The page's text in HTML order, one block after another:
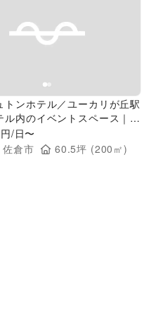
slide
トンホテル／ユーカリが丘駅
ル内のイベントスペース｜研
示会、セミナーに最適！
円/日〜
佐倉市 60.5坪 (200 ㎡)